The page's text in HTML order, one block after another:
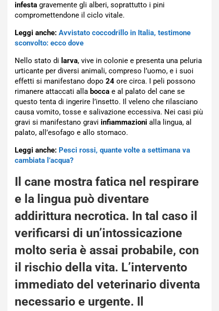
infesta gravemente gli alberi, soprattutto i pini
compromettendone il ciclo vitale.
Leggi anche: Avvistato coccodrillo in Italia, testimone
sconvolto: ecco dove
Nello stato di larva, vive in colonie e presenta una peluria
urticante per diversi animali, compreso l’uomo, e i suoi
effetti si manifestano dopo 24 ore circa. I peli possono
rimanere attaccati alla bocca e al palato del cane se
questo tenta di ingerire l’insetto. Il veleno che rilasciano
causa vomito, tosse e salivazione eccessiva. Nei casi più
gravi si manifestano gravi infiammazioni alla lingua, al
palato, all’esofago e allo stomaco.
Leggi anche: Pesci rossi, quante volte a settimana va
cambiata l’acqua?
Il cane mostra fatica nel respirare
e la lingua può diventare
addirittura necrotica. In tal caso il
verificarsi di un’intossicazione
molto seria è assai probabile, con
il rischio della vita. L’intervento
immediato del veterinario diventa
necessario e urgente. Il